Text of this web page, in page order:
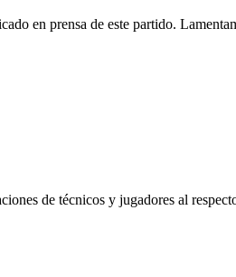
en prensa de este partido.
de técnicos y jugadores al